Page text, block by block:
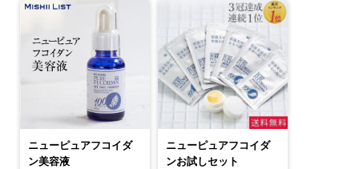
ニューピュアフコイダ
ン美容液
ニューピュアフコイダ
ンお試しセット